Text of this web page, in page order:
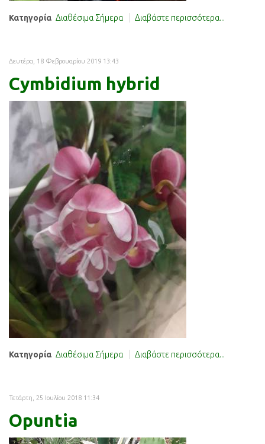
Κατηγορία Διαθέσιμα Σήμερα Διαβάστε περισσότερα...
Δευτέρα, 18 Φεβρουαρίου 2019 13:43
Cymbidium hybrid
Κατηγορία Διαθέσιμα Σήμερα Διαβάστε περισσότερα...
Τετάρτη, 25 Ιουλίου 2018 11:34
Opuntia